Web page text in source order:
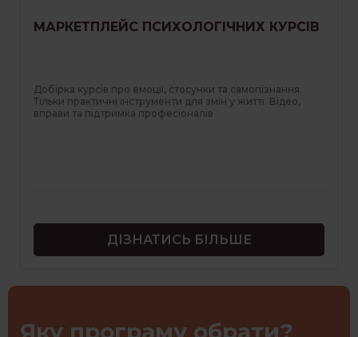
МАРКЕТПЛЕЙС ПСИХОЛОГІЧНИХ КУРСІВ
Добірка курсів про емоції, стосунки та самопізнання.
Тільки практичні інструменти для змін у житті. Відео,
вправи та підтримка професіоналів
ДІЗНАТИСЬ БІЛЬШЕ
Яку програму обрати?